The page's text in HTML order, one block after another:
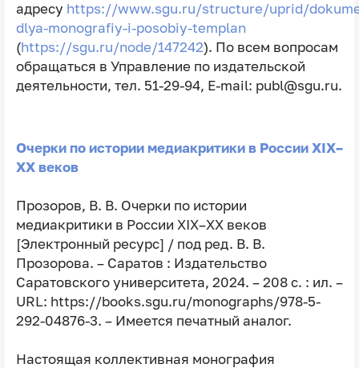
адресу https://www.sgu.ru/structure/uprid/
dlya-monografiy-i-posobiy-templan
(https://sgu.ru/node/147242). По всем вопросам
обращаться в Управление по издательской
деятельности, тел. 51-29-94, E-mail: publ@sgu.ru.
Очерки по истории медиакритики в России XIX–
XX веков
Прозоров, В. В. Очерки по истории
медиакритики в России XIX–XX веков
[Электронный ресурс] / под ред. В. В.
Прозорова. – Саратов : Издательство
Саратовского университета, 2024. – 208 с. : ил. –
URL: https://books.sgu.ru/monographs/978-5-
292-04876-3. – Имеется печатный аналог.
Настоящая коллективная монография